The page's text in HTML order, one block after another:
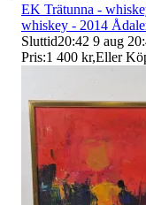
EK Trätunna -
whiskey - 2014
Sluttid20:42 9 aug
Pris:1 400 kr,Eller